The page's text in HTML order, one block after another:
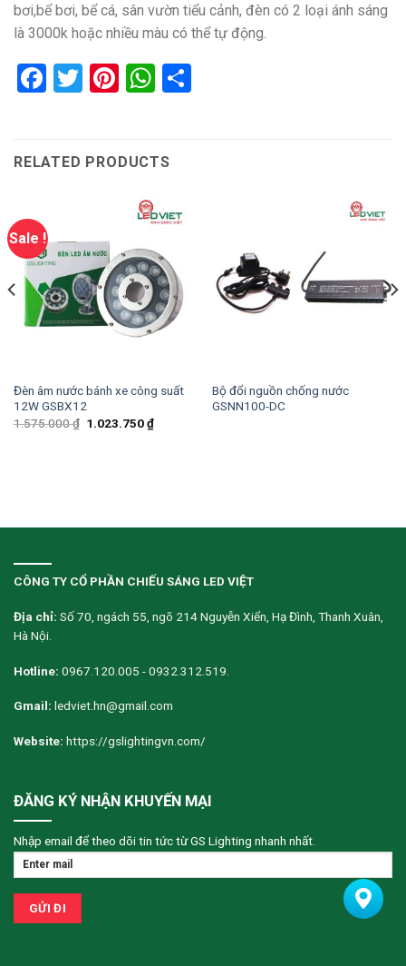
bơi,bể bơi, bể cá, sân vườn tiểu cảnh, đèn có 2 loại ánh sáng
là 3000k hoặc nhiều màu có thể tự động.
Facebook
Twitter
Pinterest
WhatsApp
RELATED PRODUCTS
Sale !
Đèn âm nước bánh xe công suất
12W GSBX12
1.575.000₫ 1.023.750₫
Bộ đổi nguồn chống nước
GSNN100-DC
CÔNG TY CỔ PHẦN CHIẾU SÁNG LED VIỆT
Địa chỉ: Số 70, ngách 55, ngõ 214 Nguyễn Xiển, Hạ Đình, Thanh Xuân,
Hà Nội.
Hotline: 0967.120.005 - 0932.312.519.
Gmail: ledviet.hn@gmail.com
Website: https://gslightingvn.com/
ĐĂNG KÝ NHẬN KHUYẾN MẠI
Nhập email để theo dõi tin tức từ GS Lighting nhanh nhất.